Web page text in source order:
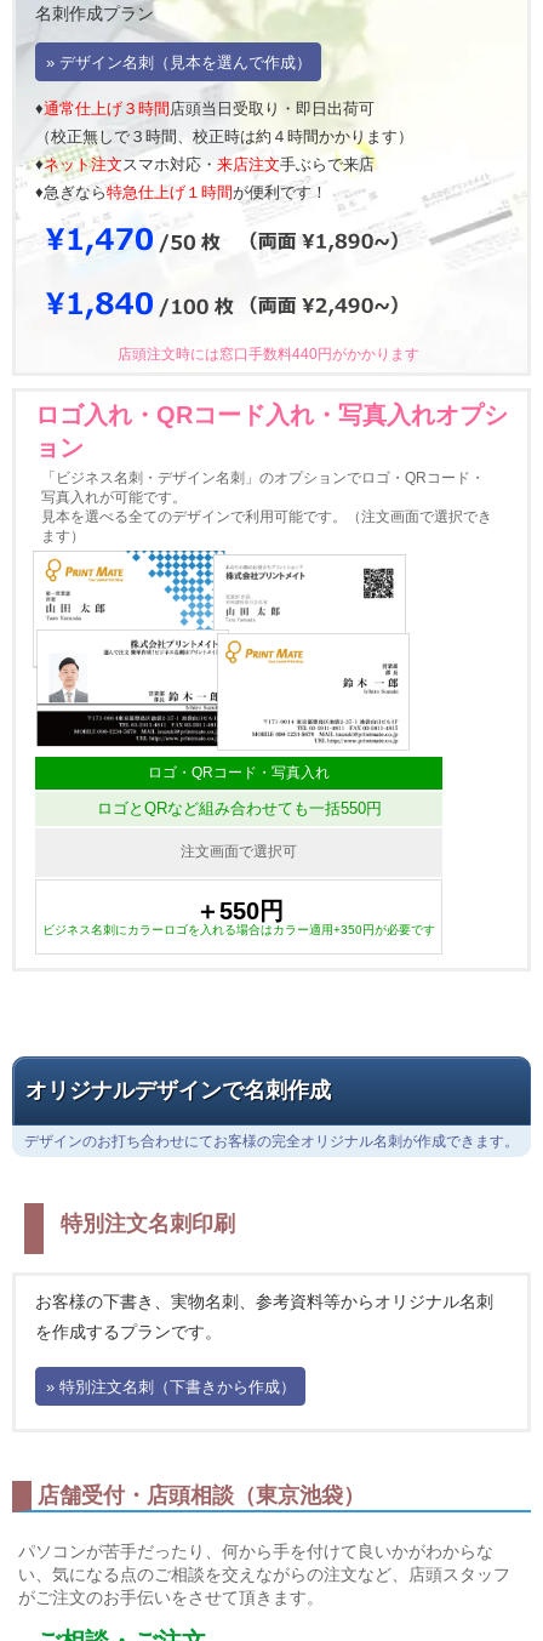
名刺作成プラン
» デザイン名刺（見本を選んで作成）
♦通常仕上げ３時間 店頭当日受取り・即日出荷可
（校正無しで３時間、校正時は約４時間かかります）
♦ネット注文スマホ対応・ 来店注文手ぶらで来店
♦急ぎなら特急仕上げ１時間が便利です！
店頭注文時には窓口手数料440円がかかります
ロゴ入れ・QRコード入れ・写真入れオプシ
ョン
「ビジネス名刺・デザイン名刺」のオプションでロゴ・QRコード・
写真入れが可能です。
見本を選べる全てのデザインで利用可能です。（注文画面で選択でき
ます）
ロゴ・QRコード・写真入れ
ロゴとQRなど組み合わせても一括550円
注文画面で選択可
＋550円
ビジネス名刺にカラーロゴを入れる場合はカラー適用+350円が必要です
オリジナルデザインで名刺作成
デザインのお打ち合わせにてお客様の完全オリジナル名刺が作成できます。
特別注文名刺印刷
お客様の下書き、実物名刺、参考資料等からオリジナル名刺
を作成するプランです。
» 特別注文名刺（下書きから作成）
店舗受付・店頭相談（東京池袋）
パソコンが苦手だったり、何から手を付けて良いかがわからな
い、気になる点のご相談を交えながらの注文など、店頭スタッフ
がご注文のお手伝いをさせて頂きます。